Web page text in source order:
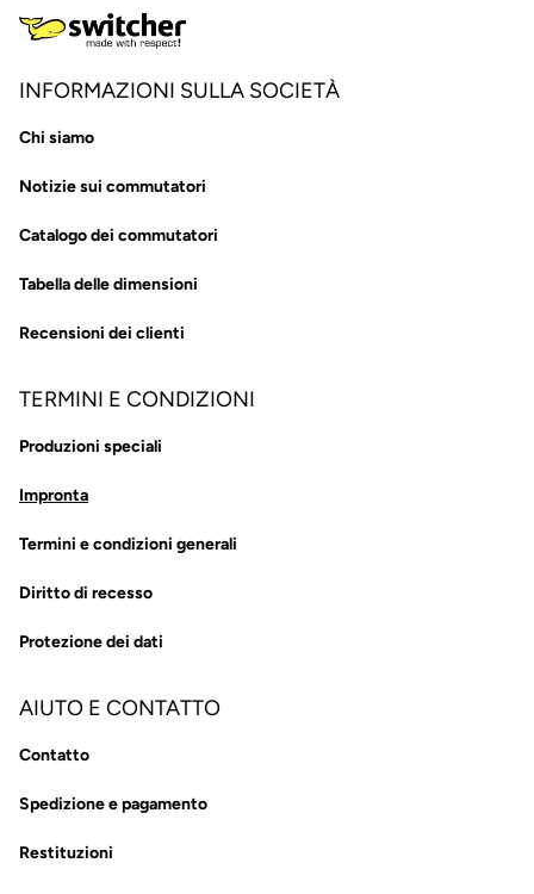
INFORMAZIONI SULLA SOCIETÀ
Chi siamo
Notizie sui commutatori
Catalogo dei commutatori
Tabella delle dimensioni
Recensioni dei clienti
TERMINI E CONDIZIONI
Produzioni speciali
Impronta
Termini e condizioni generali
Diritto di recesso
Protezione dei dati
AIUTO E CONTATTO
Contatto
Spedizione e pagamento
Restituzioni